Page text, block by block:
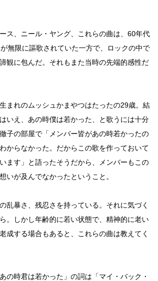
ス、ニール・ヤング、これらの曲は、60年代
無限に謳歌されていた一方で、ロックの中で
観に包んだ。それもまた当時の先端的感性だ
まれのムッシュかまやつはたったの29歳。結
いえ、あの時僕は若かった、と歌うには十分
子の部屋で「メンバー皆があの時若かったの
からなかった。だからこの歌を作っておいて
ます」と語ったそうだから、メンバーもこの
いが及んでなかったということ。
乱暴さ、残忍さを持っている。それに気づく
。しかし年齢的に若い状態で、精神的に老い
成する場合もあると、これらの曲は教えてく
の時君は若かった」の詞は「マイ・バック・